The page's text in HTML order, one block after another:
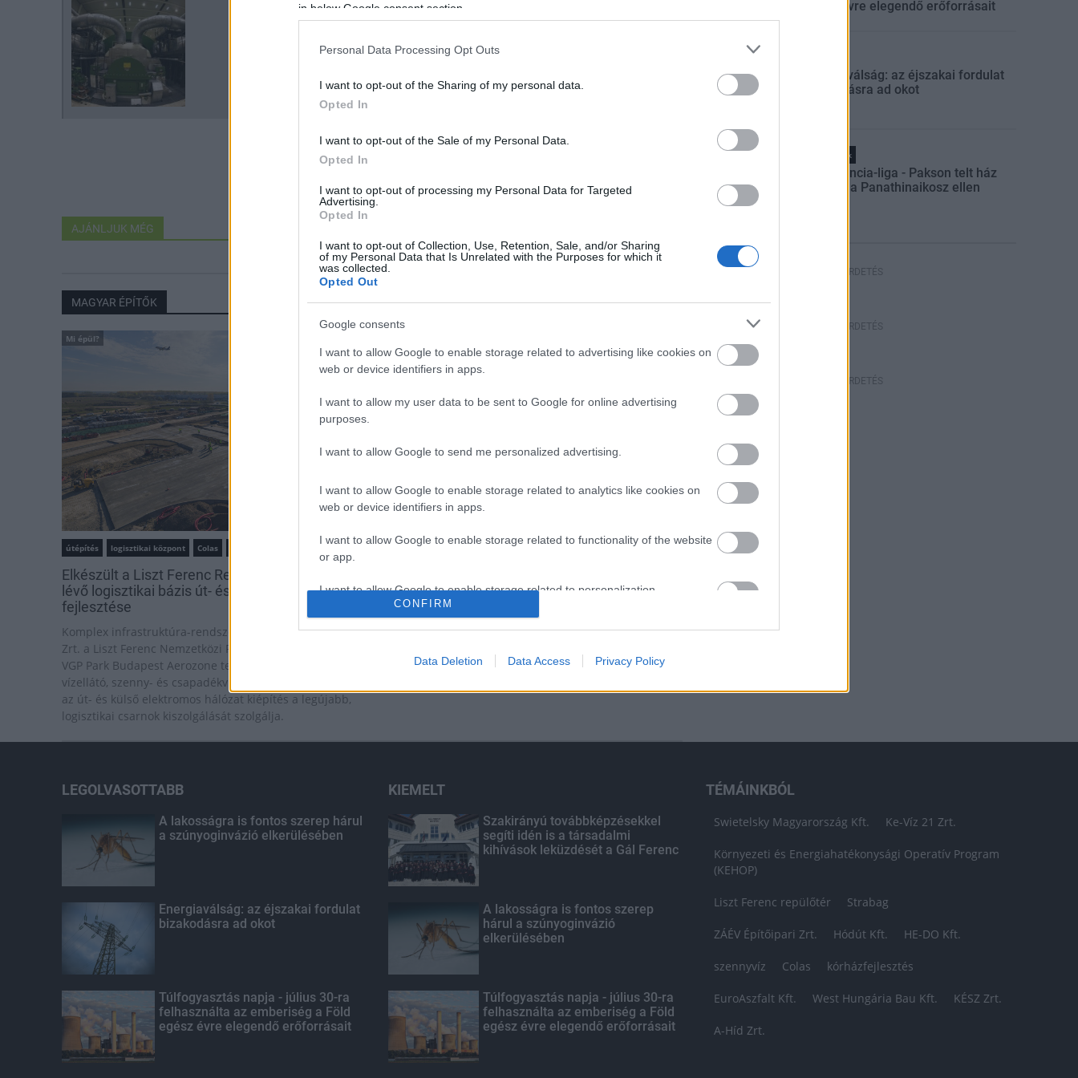
in below Google consent section.
Personal Data Processing Opt Outs
I want to opt-out of the Sharing of my personal data.
Opted In
I want to opt-out of the Sale of my Personal Data.
Opted In
I want to opt-out of processing my Personal Data for Targeted
Advertising.
Opted In
I want to opt-out of Collection, Use, Retention, Sale, and/or Sharing
of my Personal Data that Is Unrelated with the Purposes for which it
was collected.
Opted Out
Google consents
I want to allow Google to enable storage related to advertising like cookies on
web or device identifiers in apps.
I want to allow my user data to be sent to Google for online advertising
purposes.
I want to allow Google to send me personalized advertising.
I want to allow Google to enable storage related to analytics like cookies on
web or device identifiers in apps.
I want to allow Google to enable storage related to functionality of the website
or app.
I want to allow Google to enable storage related to personalization.
I want to allow Google to enable storage related to security, including
CONFIRM
Data Deletion Data Access Privacy Policy
AJÁNLJUK MÉG
MAGYAR ÉPÍTŐK
Mi épül?
útépítés logisztikai központ Colas
Elkészült a Liszt Ferenc Repülőtér közelében
lévő logisztikai bázis út- és közműhálózatának
fejlesztése
Komplex infrastruktúra-rendszert épített a Colas Alterra
Zrt. a Liszt Ferenc Nemzetközi Repülőtér közelében. A
VGP Park Budapest Aerozone területén megvalósult
vízellátó, szenny- és csapadékvíz-elvezető rendszerek,
az út- és külső elektromos hálózat kiépítés a legújabb,
logisztikai csarnok kiszolgálását szolgálja.
Egyetlen, fél évszázados
vezetéken múlt Bicske vízellátása
évfordulójára
A tengerfenék alatt négy
Spanyolország és Franciaország
új játszótér Debrecen egyik
legfontosabb terén
egész évre elegendő erőforrásait
Energiaválság: az éjszakai fordulat
bizakodásra ad okot
Helyi hírek
Konferencia-liga - Pakson telt ház
várható a Panathinaikosz ellen
HIRDETÉS
HIRDETÉS
HIRDETÉS
LEGOLVASOTTABB
A lakosságra is fontos szerep hárul
a szúnyoginvázió elkerülésében
Energiaválság: az éjszakai fordulat
bizakodásra ad okot
Túlfogyasztás napja - július 30-ra
felhasználta az emberiség a Föld
egész évre elegendő erőforrásait
KIEMELT
Szakirányú továbbképzésekkel
segíti idén is a társadalmi
kihívások leküzdését a Gál Ferenc
A lakosságra is fontos szerep
hárul a szúnyoginvázió
elkerülésében
Túlfogyasztás napja - július 30-ra
felhasználta az emberiség a Föld
egész évre elegendő erőforrásait
TÉMÁINKBÓL
Swietelsky Magyarország Kft. Ke-Víz 21 Zrt.
Környezeti és Energiahatékonysági Operatív Program
(KEHOP)
Liszt Ferenc repülőtér Strabag
ZÁÉV Építőipari Zrt. Hódút Kft. HE-DO Kft.
szennyvíz Colas kórházfejlesztés
EuroAszfalt Kft. West Hungária Bau Kft. KÉSZ Zrt.
A-Híd Zrt.